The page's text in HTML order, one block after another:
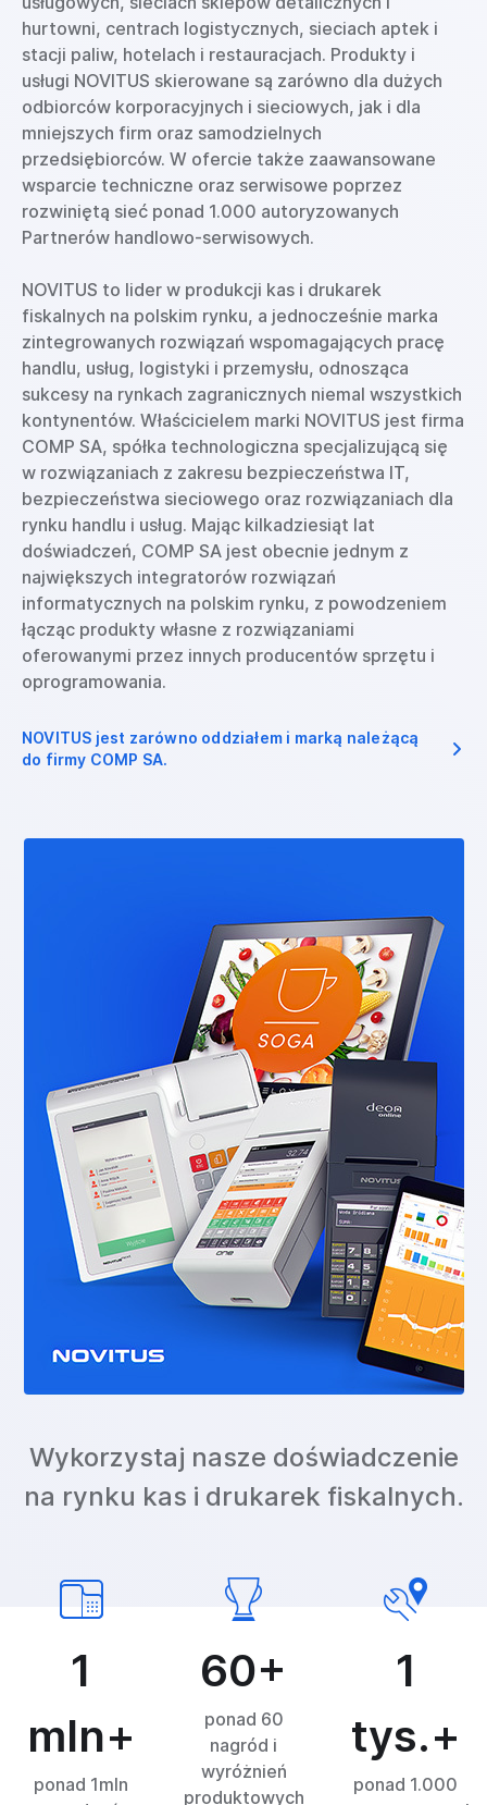
hurtowni, centrach logistycznych, sieciach aptek i
stacji paliw, hotelach i restauracjach. Produkty i
usługi NOVITUS skierowane są zarówno dla dużych
odbiorców korporacyjnych i sieciowych, jak i dla
mniejszych firm oraz samodzielnych
przedsiębiorców. W ofercie także zaawansowane
wsparcie techniczne oraz serwisowe poprzez
rozwiniętą sieć ponad 1.000 autoryzowanych
Partnerów handlowo-serwisowych.
NOVITUS to lider w produkcji kas i drukarek
fiskalnych na polskim rynku, a jednocześnie marka
zintegrowanych rozwiązań wspomagających pracę
handlu, usług, logistyki i przemysłu, odnosząca
sukcesy na rynkach zagranicznych niemal wszystkich
kontynentów. Właścicielem marki NOVITUS jest firma
COMP SA, spółka technologiczna specjalizującą się
w rozwiązaniach z zakresu bezpieczeństwa IT,
bezpieczeństwa sieciowego oraz rozwiązaniach dla
rynku handlu i usług. Mając kilkadziesiąt lat
doświadczeń, COMP SA jest obecnie jednym z
największych integratorów rozwiązań
informatycznych na polskim rynku, z powodzeniem
łącząc produkty własne z rozwiązaniami
oferowanymi przez innych producentów sprzętu i
oprogramowania.
NOVITUS jest zarówno oddziałem i marką należącą
do firmy COMP SA.
Wykorzystaj nasze doświadczenie
na rynku kas i drukarek fiskalnych.
1
mln+
ponad 1mln
60+
ponad 60
nagród i
wyróżnień
produktowych
1
tys.+
ponad 1.000